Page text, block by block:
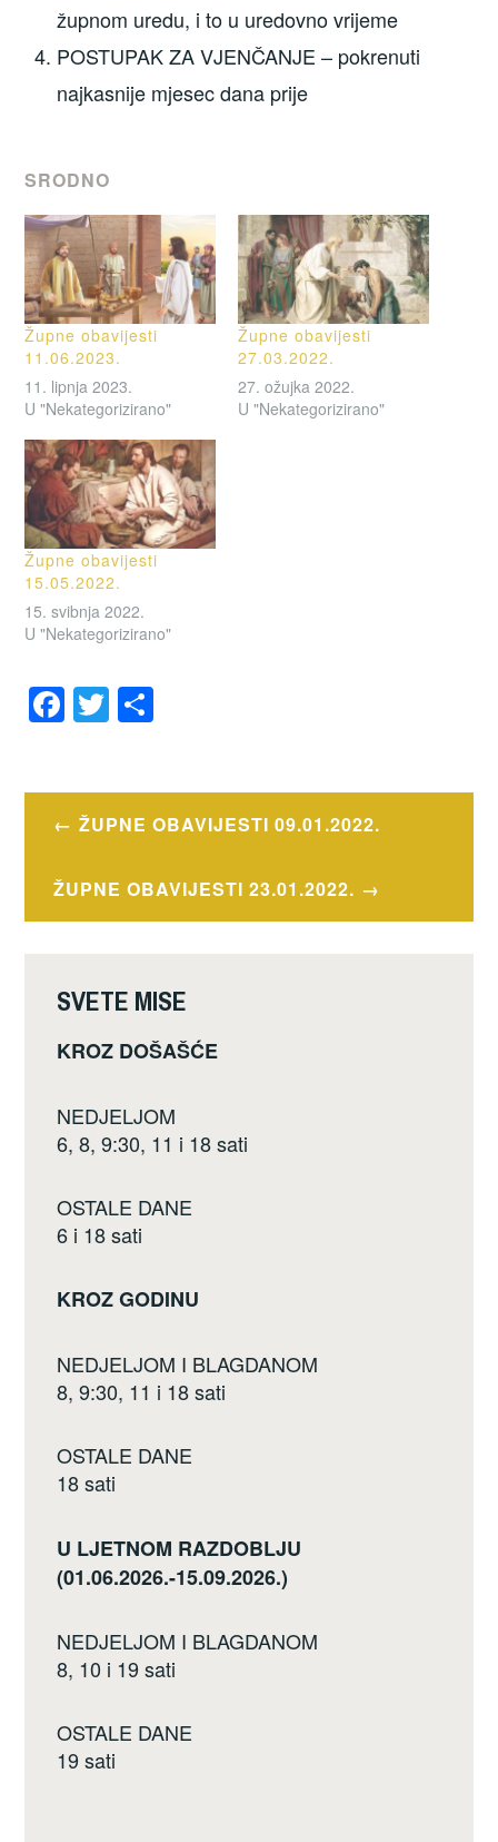
župnom uredu, i to u uredovno vrijeme
POSTUPAK ZA VJENČANJE – pokrenuti
najkasnije mjesec dana prije
SRODNO
Župne obavijesti
11.06.2023.
11. lipnja 2023.
U "Nekategorizirano"
Župne obavijesti
27.03.2022.
27. ožujka 2022.
U "Nekategorizirano"
Župne obavijesti
15.05.2022.
15. svibnja 2022.
U "Nekategorizirano"
F
a
e
b
o
o
T
wi
er e
Navigacija
ŽUPNE OBAVIJESTI 09.01.2022.
ŽUPNE OBAVIJESTI 23.01.2022.
SVETE MISE
KROZ DOŠAŠĆE
NEDJELJOM
6, 8, 9:30, 11 i 18 sati
OSTALE DANE
6 i 18 sati
KROZ GODINU
NEDJELJOM I BLAGDANOM
8, 9:30, 11 i 18 sati
OSTALE DANE
18 sati
U LJETNOM RAZDOBLJU
(01.06.2026.-15.09.2026.)
NEDJELJOM I BLAGDANOM
8, 10 i 19 sati
OSTALE DANE
19 sati